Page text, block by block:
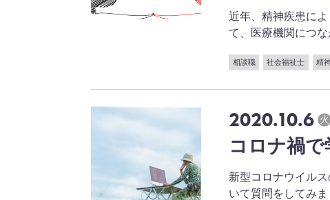
近年、精神疾患に
て、医療機関につな
相談職 社会福祉士 精
2020.10.6 火
コロナ禍
新型コロナウイル
いて質問をしてみま